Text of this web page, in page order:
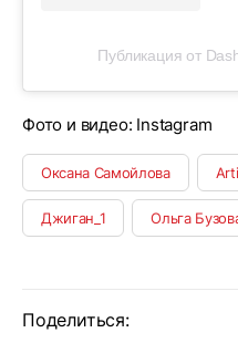
Публикация от
Фото и видео: Instagram
Оксана Самойлова
Джиган_1 Ольга
Поделиться: